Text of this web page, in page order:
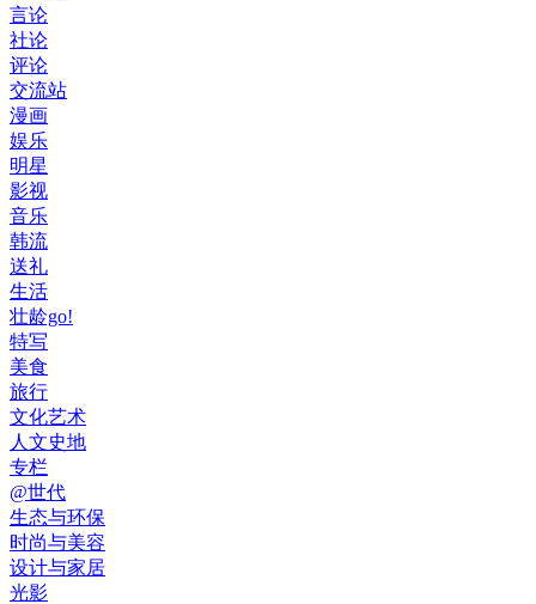
言论
社论
评论
交流站
漫画
娱乐
明星
影视
音乐
韩流
送礼
生活
壮龄go!
特写
美食
旅行
文化艺术
人文史地
专栏
@世代
生态与环保
时尚与美容
设计与家居
光影